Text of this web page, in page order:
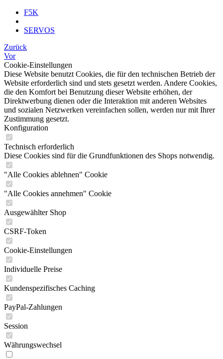
F5K
SERVOS
Zurück
Vor
Cookie-Einstellungen
Diese Website benutzt Cookies, die für den technischen Betrieb der
Website erforderlich sind und stets gesetzt werden. Andere Cookies,
die den Komfort bei Benutzung dieser Website erhöhen, der
Direktwerbung dienen oder die Interaktion mit anderen Websites
und sozialen Netzwerken vereinfachen sollen, werden nur mit Ihrer
Zustimmung gesetzt.
Konfiguration
Technisch erforderlich
Diese Cookies sind für die Grundfunktionen des Shops notwendig.
"Alle Cookies ablehnen" Cookie
"Alle Cookies annehmen" Cookie
Ausgewählter Shop
CSRF-Token
Cookie-Einstellungen
Individuelle Preise
Kundenspezifisches Caching
PayPal-Zahlungen
Session
Währungswechsel